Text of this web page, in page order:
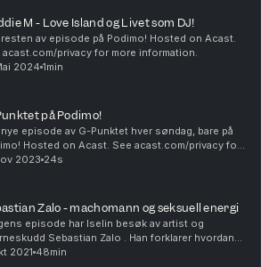
M - Love Island og Livet som DJ!
resten av episode på Podimo! Hosted on Acast.
acast.com/privacy for more information.
2024 1min
på Podimo!
episode av G-Punktet hver søndag, bare på
Hosted on Acast. See acast.com/privacy for
information.
2023 24s
Zalo - machomann og seksuell energi
episode har Iselin besøk av artist og
Sebastian Zalo . Han forklarer hvordan
og seksuell frustrasjon og avvisninger
2021 48min